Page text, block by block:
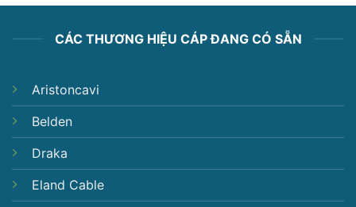
CÁC THƯƠNG HIỆU CÁP ĐANG CÓ SẴN
Aristoncavi
Belden
Draka
Eland Cable